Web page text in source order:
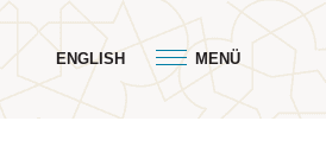
ENGLISH MENÜ